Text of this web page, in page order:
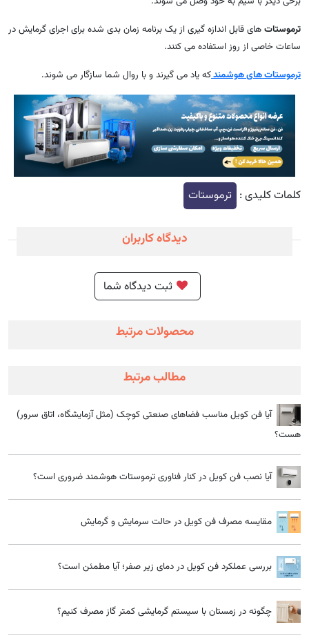
ترموستاتهای قابل اندازه گیری از یک برنامه زمان بدی شده برای اجرای گرمایش در
ساعات خاصی از روز استفاده می کنند.
ترموستات های هوشمندکه یاد می گیرند و با روال شما سازگار می شوند.
کلمات کلیدی : ترموستات
دیدگاه کاربران
ثبت دیدگاه شما
محصولات مرتبط
مطالب مرتبط
آیا فن کویل مناسب فضاهای صنعتی کوچک (مثل آزمایشگاه، اتاق سرور)
هست؟
آیا نصب فن کویل در کنار فناوری ترموستات هوشمند ضروری است؟
مقایسه مصرف فن کویل در حالت سرمایش و گرمایش
بررسی عملکرد فن کویل در دمای زیر صفر؛ آیا مطمئن است؟
چگونه در زمستان با سیستم گرمایشی کمتر گاز مصرف کنیم؟